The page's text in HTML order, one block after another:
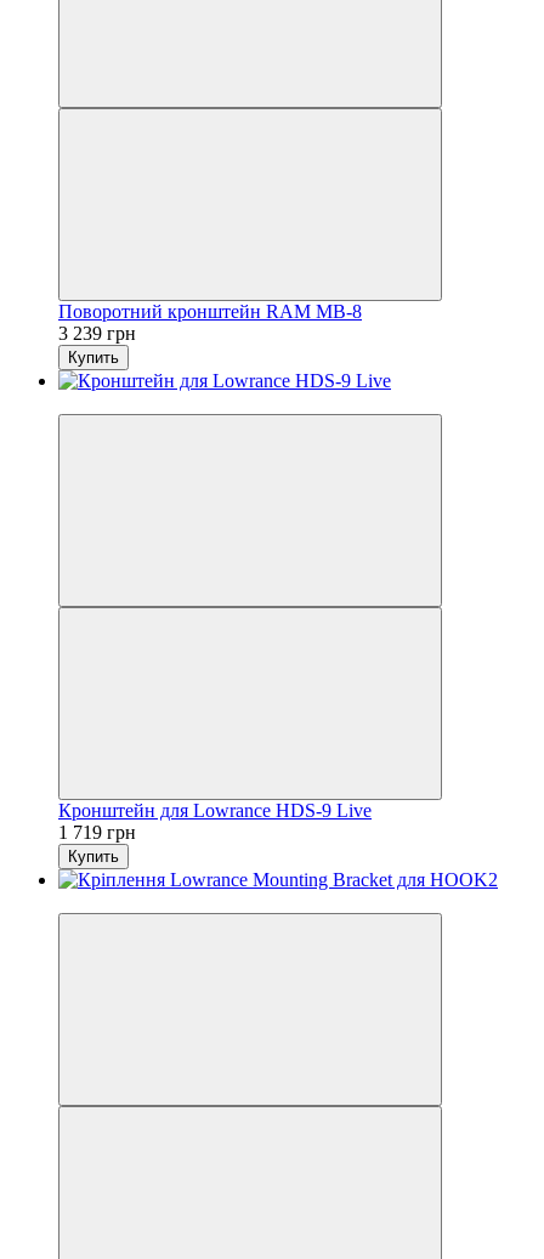
Поворотний кронштейн RAM MB-8
3 239 грн
Купить
Кронштейн для Lowrance HDS-9 Live
1 719 грн
Купить